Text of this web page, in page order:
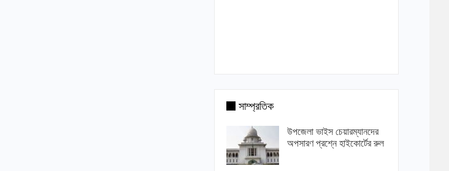
সাম্প্রতিক
উপজেলা ভাইস চেয়ারম্যানদের
অপসারণ প্রশ্নে হাইকোর্টের রুল